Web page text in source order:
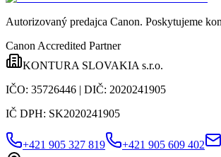
Autorizovaný predajca Canon. Poskytujeme
Canon Accredited Partner
KONTURA SLOVAKIA s.r.o.
IČO: 35726446 | DIČ: 2020241905
IČ DPH: SK2020241905
+421 905 327 819 +421 905 609 402